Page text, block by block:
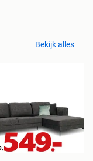
Bekijk alles